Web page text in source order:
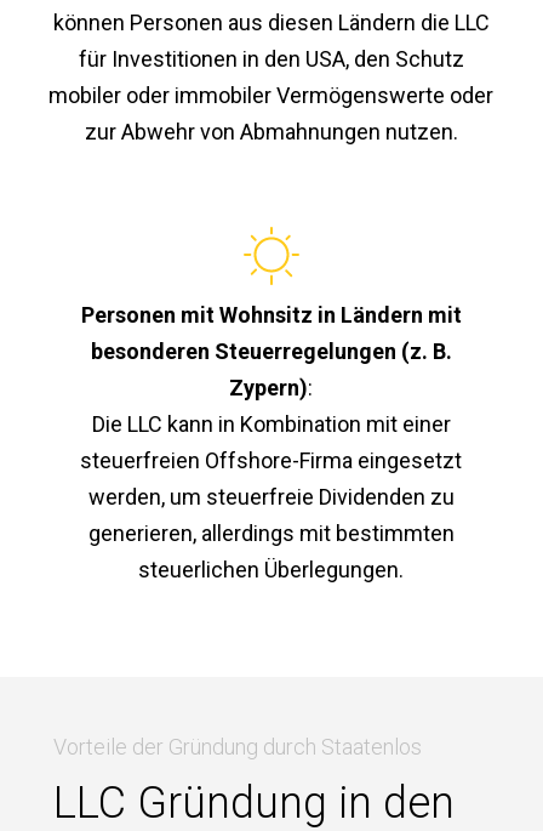
können Personen aus diesen Ländern die LLC
für Investitionen in den USA, den Schutz
mobiler oder immobiler Vermögenswerte oder
zur Abwehr von Abmahnungen nutzen.
Personen mit Wohnsitz in Ländern mit
besonderen Steuerregelungen (z. B.
Zypern):
Die LLC kann in Kombination mit einer
steuerfreien Offshore-Firma eingesetzt
werden, um steuerfreie Dividenden zu
generieren, allerdings mit bestimmten
steuerlichen Überlegungen.
Vorteile der Gründung durch Staatenlos
LLC Gründung in den